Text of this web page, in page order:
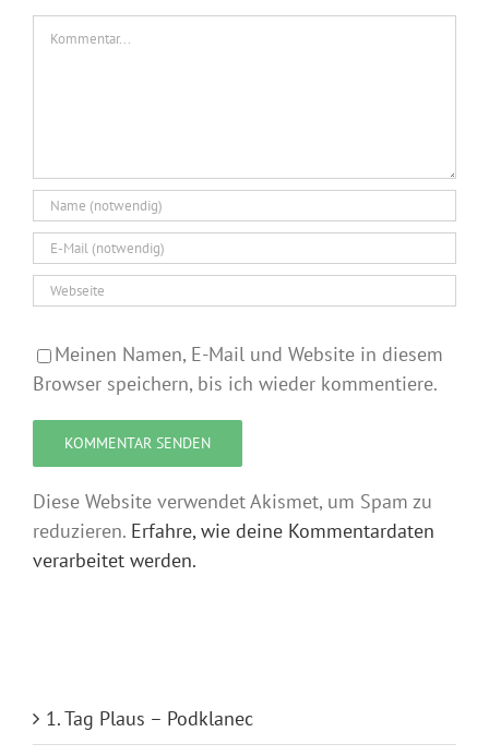
Kommentar
Meinen Namen, E-Mail und Website in diesem
Browser speichern, bis ich wieder kommentiere.
Diese Website verwendet Akismet, um Spam zu
reduzieren. Erfahre, wie deine Kommentardaten
verarbeitet werden.
1. Tag Plaus – Podklanec